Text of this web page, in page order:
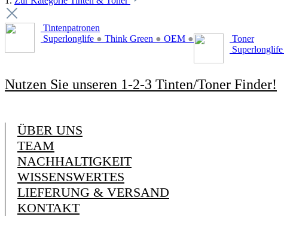
Tintenpatronen
Superlonglife ● Think Green ● OEM ●
Toner
Superlonglife
Nutzen Sie unseren 1-2-3 Tinten/Toner Finder!
ÜBER UNS
TEAM
NACHHALTIGKEIT
WISSENSWERTES
LIEFERUNG & VERSAND
KONTAKT